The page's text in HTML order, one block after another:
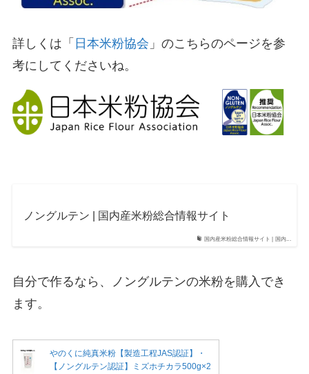
詳しくは「 日本米粉協会 」のこちらのページを参
考にしてくださいね。
国内産米粉総合情報サイト | 国内...
ノングルテン | 国内産米粉総合情報サイト
自分で作るなら、ノングルテンの米粉を購入でき
ます。
やのくに純真米粉【製造工程JAS認証】・
【ノングルテン認証】ミズホチカラ500g×2